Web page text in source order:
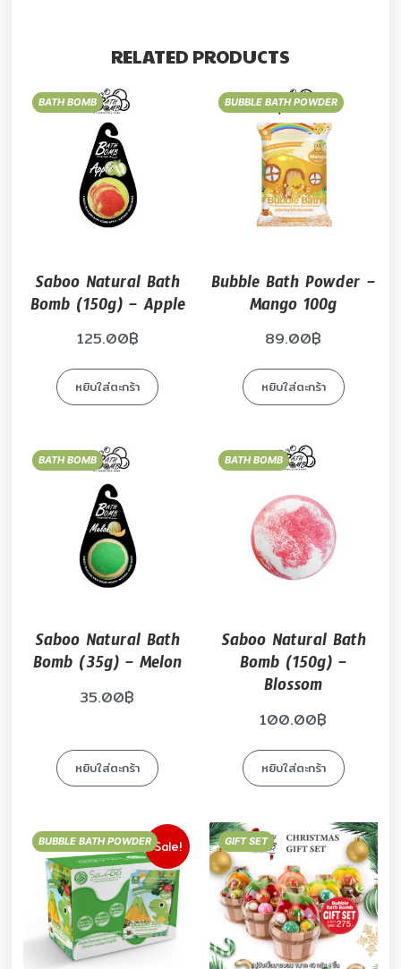
RELATED PRODUCTS
BATH BOMB
Saboo Natural Bath
Bomb (150g) – Apple
125.00฿
หยิบใส่ตะกร้า
BUBBLE BATH POWDER
Bubble Bath Powder –
Mango 100g
89.00฿
หยิบใส่ตะกร้า
BATH BOMB
Saboo Natural Bath
Bomb (35g) – Melon
35.00฿
หยิบใส่ตะกร้า
BATH BOMB
Saboo Natural Bath
Bomb (150g) –
Blossom
100.00฿
หยิบใส่ตะกร้า
Sale!
BUBBLE BATH POWDER GIFT SET